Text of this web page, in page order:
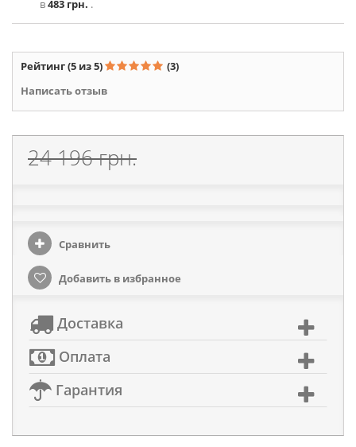
в483 грн. .
Рейтинг(5 из 5)
(3)
Написать отзыв
24 196 грн.
Сравнить
Добавить в избранное
Доставка
Оплата
Гарантия